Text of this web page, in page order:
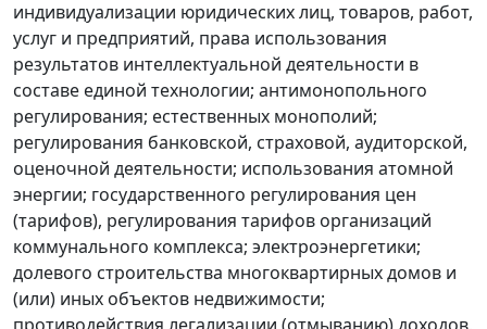
индивидуализации юридических лиц, товаров, работ,
услуг и предприятий, права использования
результатов интеллектуальной деятельности в
составе единой технологии; антимонопольного
регулирования; естественных монополий;
регулирования банковской, страховой, аудиторской,
оценочной деятельности; использования атомной
энергии; государственного регулирования цен
(тарифов), регулирования тарифов организаций
коммунального комплекса; электроэнергетики;
долевого строительства многоквартирных домов и
(или) иных объектов недвижимости;